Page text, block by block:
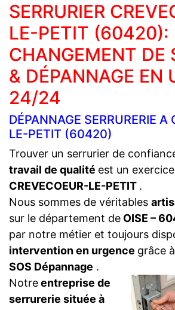
SERRURIER
LE-PETIT (60420):
CHANGEMENT DE
& DÉPANNAGE EN
24/24
DÉPANNAGE SERRURERIE A
LE-PETIT (60420)
Trouver un serrurier de
travail de qualité est un
CREVECOEUR-LE-PETIT .
Nous sommes de véritables
sur le département de OISE –
par notre métier et toujours
intervention en urgence grâce
SOS Dépannage .
Notreentreprise de
serrurerie située à